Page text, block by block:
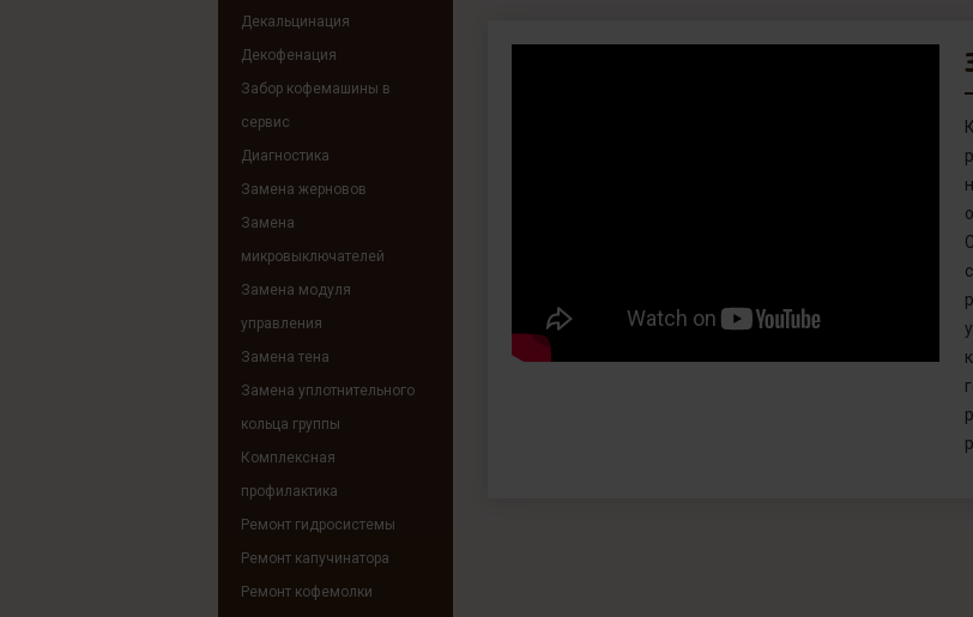
Декальцинация
Декофенация
Забор кофемашины в
сервис
Диагностика
Замена жерновов
Замена
микровыключателей
Замена модуля
управления
Замена тена
Замена уплотнительного
кольца группы
Комплексная
профилактика
Ремонт гидросистемы
Ремонт капучинатора
Ремонт кофемолки